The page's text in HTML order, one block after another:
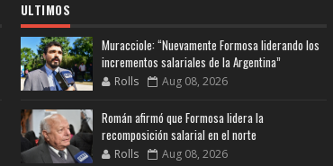
ULTIMOS
Muracciole: “Nuevamente Formosa liderando los
incrementos salariales de la Argentina”
Rolls Aug 08, 2026
Román afirmó que Formosa lidera la
recomposición salarial en el norte
Rolls Aug 08, 2026